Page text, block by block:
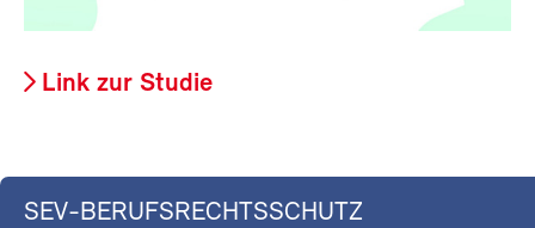
Link zur Studie
SEV-BERUFSRECHTSSCHUTZ